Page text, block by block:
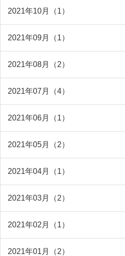
2021年10月（1）
2021年09月（1）
2021年08月（2）
2021年07月（4）
2021年06月（1）
2021年05月（2）
2021年04月（1）
2021年03月（2）
2021年02月（1）
2021年01月（2）